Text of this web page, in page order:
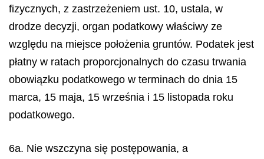
fizycznych, z zastrzeżeniem ust. 10, ustala, w
drodze decyzji, organ podatkowy właściwy ze
względu na miejsce położenia gruntów. Podatek jest
płatny w ratach proporcjonalnych do czasu trwania
obowiązku podatkowego w terminach do dnia 15
marca, 15 maja, 15 września i 15 listopada roku
podatkowego.
6a. Nie wszczyna się postępowania, a